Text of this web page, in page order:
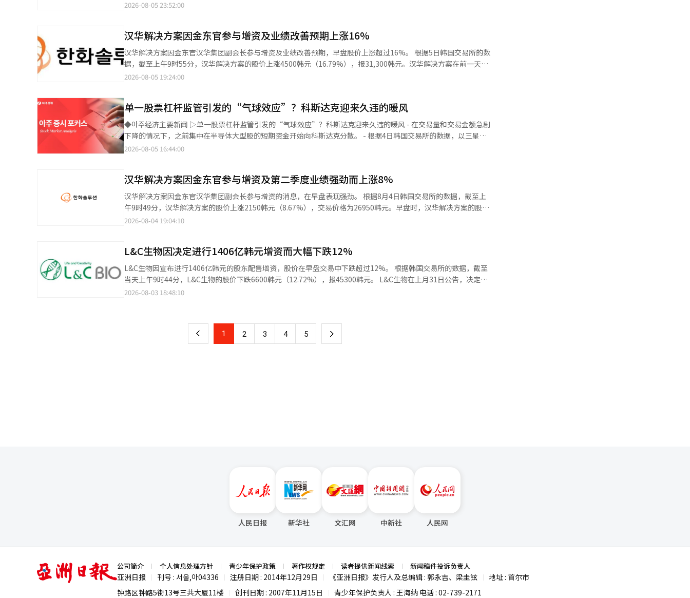
1350亿韩元的现金。 ◆主要报告 ▷从会议记录和7月物价看货币政策委员会：预计10月加息，而非8月连续加息- 7月
变化。 - 随着对连续加息的担忧减退，中短期内利率可能继续下行。 - 然而，利率下行的幅度可能有限，因为需要确
认的材料较多。 - 会议记录中几乎没有考虑连续加息的委员，而高汇率和资产市场过热的前提条件均已缓解。预计下
次加息时点为10月。 ◆收盘后（5日）主要公告 ▷LG CNS决定进行约727亿韩元的中期现金分红……每股750韩元 ▷
哈纳微电子决定发行规模为1000亿韩元的可交换债券 ▷由于管理类别指定的担忧，썸에이지决定撤回股东配售增资
▷考来铅决定进行1019亿韩元的季度现金分红……每股5000韩元 ▷光和电子完成60亿韩元规模的私募可转换债券发
德国：工厂订单（6月） 欧元区：零售销售（6月） 美国：单位劳动成本、非农生产率（第二季度）※ 本报道经人工
智能（AI）系统翻译与编辑。
交易日达到价格限制，表现强劲。 本娜于上月31日公告，最大股东林成基及其他四人将其持有的316万2940股股票
场普遍认为，这一管理权溢价反映了投资者对本娜企业价值及未来成长潜力的期待。 此外，本娜还计划进行约22亿
韩元的第三方配售增资和100亿韩元的私募可转换债券（CB）发行。市场分析认为，最大股东变更与新资金筹集的推
进也刺激了投资者的情绪。 本娜是一家专注于化妆品品牌及产品的策划、开发和生产的专业公司，自最大股东变更公
告以来，持续受到买盘推动，股价表现强劲。※ 本报道经人工智能（AI）系统翻译与编辑。
2026-08-05 23:52:00
汉华解决方案因金东官参与增资及业绩改善预期上涨16%
汉华解决方案因金东官汉华集团副会长参与增资及业绩改善预期，早盘股价上涨超过16%。 根据5日韩国交易所的数
据，截至上午9时55分，汉华解决方案的股价上涨4500韩元（16.79%），报31,300韩元。汉华解决方案在前一天也
上涨了8.06%，连续两天表现强劲。 金东官副会长参与增资的消息被解读为增强了投资者的信心。 汉华解决方案在3
大股东汉华的持股数量也因参与增资而增加至80,357,854股，持股比例为35.61%。 汉华解决方案最初计划进行
24000亿韩元的增资，但因股东反对、金融监督院的更正要求及股价下跌等原因，最终将规模缩减至12000亿韩元。
证券界关注到，基于美国太阳能业务的扩展和新业务的动力，业绩改善的可能性正在上升。 尤真投资证券的研究员黄
成贤表示：“考虑到6月卡特斯维尔工厂的投产和下半年销售量的增加，业绩改善的趋势将更加明显。此外，考虑到
太空太阳能的动力，目前股价已下跌至增资发行价水平，属于可买入的区间。”※ 本报道经人工智能（AI）系统翻译
2026-08-05 19:24:00
单一股票杠杆监管引发的“气球效应”？科斯达克迎来久违的暖风
◆아주经济主要新闻 ▷单一股票杠杆监管引发的“气球效应”？科斯达克迎来久违的暖风 - 在交易量和交易金额急剧
下降的情况下，之前集中在半导体大型股的短期资金开始向科斯达克分散。 - 根据4日韩国交易所的数据，以三星电
子和SK海力士为基础资产的16种单一股票杠杆和反向ETF的交易量为1亿3899万股，较前一个交易日（3日的1亿
的监管加强。金融监管机构自上个月31日起，将单一股票杠杆ETF的基本保证金从1000万韩元提高至3000万韩元，
以缓解投资过热。投资门槛的提高导致短期交易需求萎缩。 - 之前通过单一股票杠杆ETF集中在科斯皮的半导体大型
股的资金，开始流向相对被忽视的科斯达克和成长股。实际上，科斯达克在当天的交易中较前一个交易日上涨43.37
点（5.88%），收于780.72，单一股票杠杆监管实施后连续三个交易日上涨。 ◆主要报告 ▷韩国7月CPI：季节性通
胀与连续加息条件 - 韩国7月消费者物价较上月下降0.19%，同比上涨2.78%，低于市场预期（2.9%）。 - 尽管令人
（环比上涨0.72%）。 - 预计8月和9月，受去年SKT通信费下调的基数效应和中秋节影响，消费者物价上涨率将分别
上升至3.4%和3.1%。 - 预计进入第四季度后，原油进口价格下降和运输费用稳定将使消费者物价上涨率降至2.5%左
右。 - 基于这些假设，2026年至2027年年均消费者物价预计将分别上涨2.6%和2.0%，趋于稳定。 ◆市场收盘后（4
日）主要公告 ▷现代绿食品，决定回购约132亿5000万韩元的自家股票以提升股东价值 ▷现代绿食品，决定进行100
亿韩元的中期现金分红……每股314韩元 ▷纽罗美卡，实施无偿增资权利落……基准价2万1000韩元 ▷大豪艾尔，上
7月服务业PMI 美国：7月ADP民间就业、7月ISM服务业PMI※ 本报道经人工智能（AI）系统翻译与编辑。
2026-08-05 16:44:00
汉华解决方案因金东官参与增资及第二季度业绩强劲而上涨8%
汉华解决方案因金东官汉华集团副会长参与增资的消息，在早盘表现强劲。 根据8月4日韩国交易所的数据，截至上
午9时49分，汉华解决方案的股价上涨2150韩元（8.67%），交易价格为26950韩元。早盘时，汉华解决方案的股价
一度上涨至27650韩元。 金副会长参与增资的消息刺激了投资者的情绪。通常情况下，增资会因股价稀释的担忧被视
104553股。最大股东汉华的持股也增加至80357854股，持股比例达到35.61%。 汉华解决方案的业绩改善也支撑了
股价。该公司在上月29日公告称，2026年第二季度的合并营业收入为45826亿韩元，营业利润为3065亿韩元。营业
收入同比增长47.0%，营业利润同比增长200.3%。3000亿韩元的季度营业利润是自2022年第三季度以来的首次。 尤
其是可再生能源部门，受益于模块销售价格上涨和开发资产出售的扩大，营业收入达到24823亿韩元，营业利润为
1664亿韩元，成为业绩改善的主力。化工部门也在产品价格上涨和原材料采购稳定的基础上，营业收入为14650亿韩
太阳能工厂的全面商业化预计将推动下半年业绩改善”。 他还表示：“本月即将公布的美国贸易扩展法（第232条）
将为北美太阳能业务带来额外的动力”，并补充说：“最近的股价调整反而是一个买入机会。”※ 本报道经人工智能
2026-08-04 19:04:10
L&C生物因决定进行1406亿韩元增资而大幅下跌12%
L&C生物因宣布进行1406亿韩元的股东配售增资，股价在早盘交易中下跌超过12%。 根据韩国交易所的数据，截至
当天上午9时44分，L&C生物的股价下跌6600韩元（12.72%），报45300韩元。 L&C生物在上月31日公告，决定以
370万股普通股进行1406亿韩元的股东配售增资，采用后配售未认购股份的公开方式。预计发行价格为每股38000韩
元用于设施投资，计划在京畿道东灿建设全球智能工厂，扩建人体组织和医疗器械生产线，建立基于人体脂肪组织的
产品生产设施，引入智能工厂及自动化设备，提升全球质量管理系统，并确保原材料的供应。其余资金将用于运营资
2026-08-03 18:48:10
上 1 2 3 4 5 下
人民日报 新华社 文汇网 中新社 人民网
亚
洲
日
公司简介 个人信息处理方针 青少年保护政策 著作权规定 读者提供新闻线索 新闻稿件投诉负责人
亚洲日报 刊号 : 서울,아04336 注册日期 : 2014年12月29日 《亚洲日报》发行人及总编辑 : 郭永吉、梁圭铉
地址 : 首尔市
钟路区钟路5街13号三共大厦11楼
创刊日期 : 2007年11月15日 青少年保护负责人 : 王海纳 电话 : 02-739-2171